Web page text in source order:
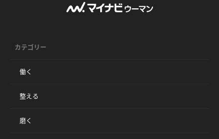
カテゴリー
働く
整える
磨く